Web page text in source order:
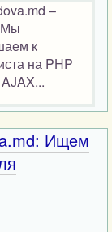
–
Мы
к
на PHP
Ищем